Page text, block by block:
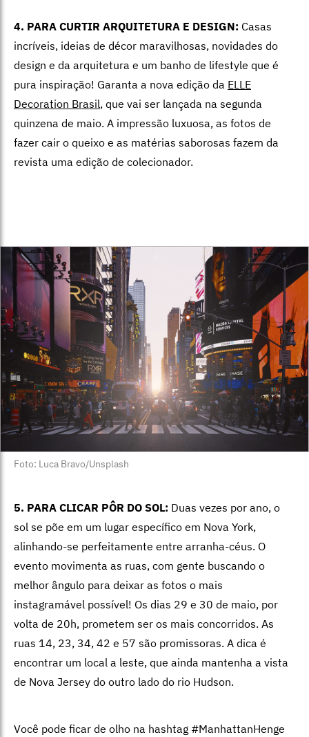
4. PARA CURTIR ARQUITETURA E DESIGN: Casas
incríveis, ideias de décor maravilhosas, novidades do
design e da arquitetura e um banho de lifestyle que é
pura inspiração! Garanta a nova edição da ELLE
Decoration Brasil, que vai ser lançada na segunda
quinzena de maio. A impressão luxuosa, as fotos de
fazer cair o queixo e as matérias saborosas fazem da
revista uma edição de colecionador.
Foto: Luca Bravo/Unsplash
5. PARA CLICAR PÔR DO SOL: Duas vezes por ano, o
sol se põe em um lugar específico em Nova York,
alinhando-se perfeitamente entre arranha-céus. O
evento movimenta as ruas, com gente buscando o
melhor ângulo para deixar as fotos o mais
instagramável possível! Os dias 29 e 30 de maio, por
volta de 20h, prometem ser os mais concorridos. As
ruas 14, 23, 34, 42 e 57 são promissoras. A dica é
encontrar um local a leste, que ainda mantenha a vista
de Nova Jersey do outro lado do rio Hudson.
Você pode ficar de olho na hashtag #ManhattanHenge